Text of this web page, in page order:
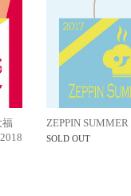
福
ZEPPIN
SOLD OUT